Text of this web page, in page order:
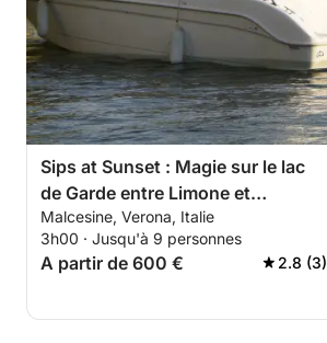
Sips at Sunset : Magie sur le lac
de Garde entre Limone et
Malcesine
Malcesine, Verona, Italie
3h00 · Jusqu'à 9 personnes
A partir de 600 € 2.8 (3)